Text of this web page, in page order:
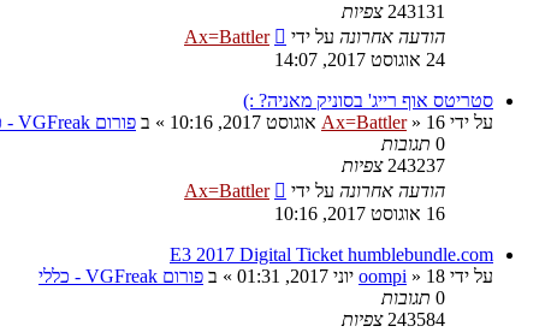
243131 צפיות
הודעה אחרונה על ידי
Ax=Battler
24 אוגוסט 2017, 14:07
סטריטס אוף רייג' בסוניק מאניה? :)
על ידי
Ax=Battler» 16 אוגוסט 2017, 10:16 » ב פורום VGFreak - כללי
0 תגובות
243237 צפיות
הודעה אחרונה על ידי
Ax=Battler
16 אוגוסט 2017, 10:16
E3 2017 Digital Ticket humblebundle.com
על ידי
oompi » 18 יוני 2017, 01:31 » ב פורום VGFreak - כללי
0 תגובות
243584 צפיות